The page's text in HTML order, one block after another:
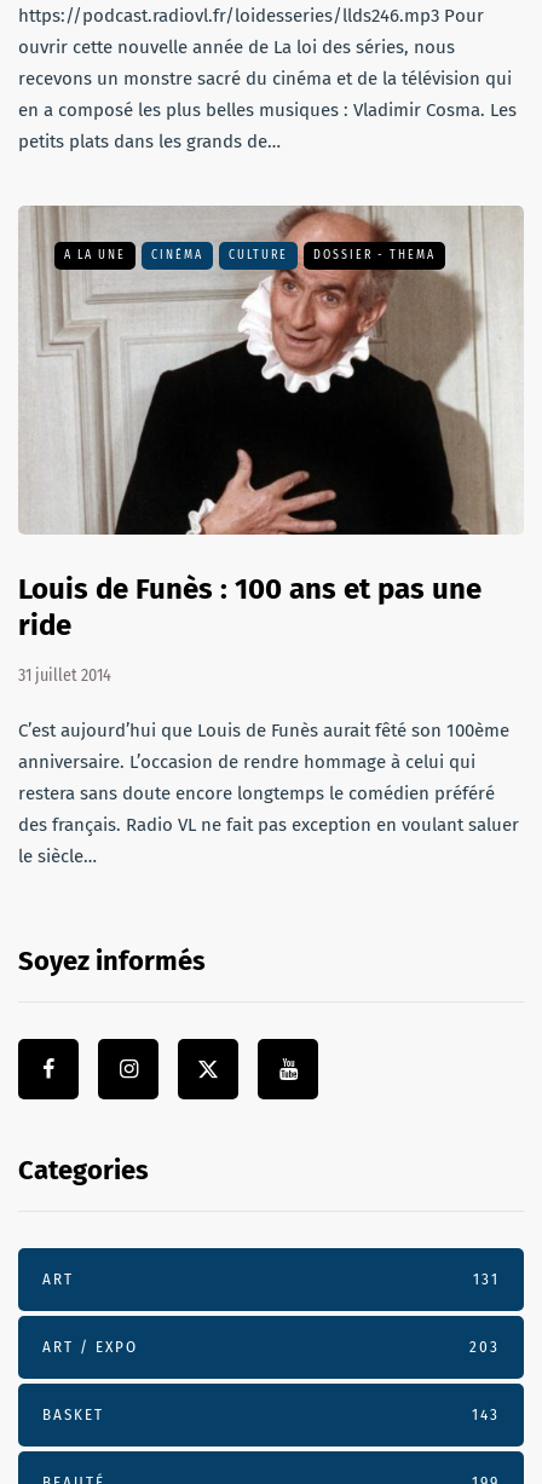
https://podcast.radiovl.fr/loidesseries/llds246.mp3 Pour
ouvrir cette nouvelle année de La loi des séries, nous
recevons un monstre sacré du cinéma et de la télévision qui
en a composé les plus belles musiques : Vladimir Cosma. Les
petits plats dans les grands de…
A LA UNE CINÉMA CULTURE DOSSIER - THEMA
Louis de Funès : 100 ans et pas une
ride
31 juillet 2014
C’est aujourd’hui que Louis de Funès aurait fêté son 100ème
anniversaire. L’occasion de rendre hommage à celui qui
restera sans doute encore longtemps le comédien préféré
des français. Radio VL ne fait pas exception en voulant saluer
le siècle…
Soyez informés
Categories
ART 131
ART / EXPO 203
BASKET 143